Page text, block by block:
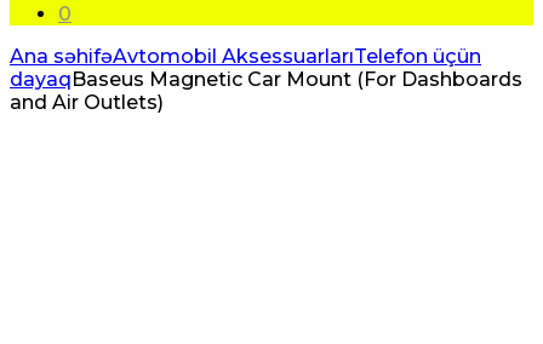
0
Ana səhifəAvtomobil AksessuarlarıTelefon üçün
dayaqBaseus Magnetic Car Mount (For Dashboards
and Air Outlets)